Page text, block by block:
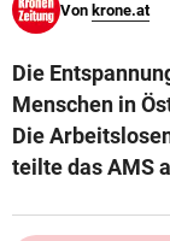
Von krone.at
Die
Menschen in
Die
teilte das AMS